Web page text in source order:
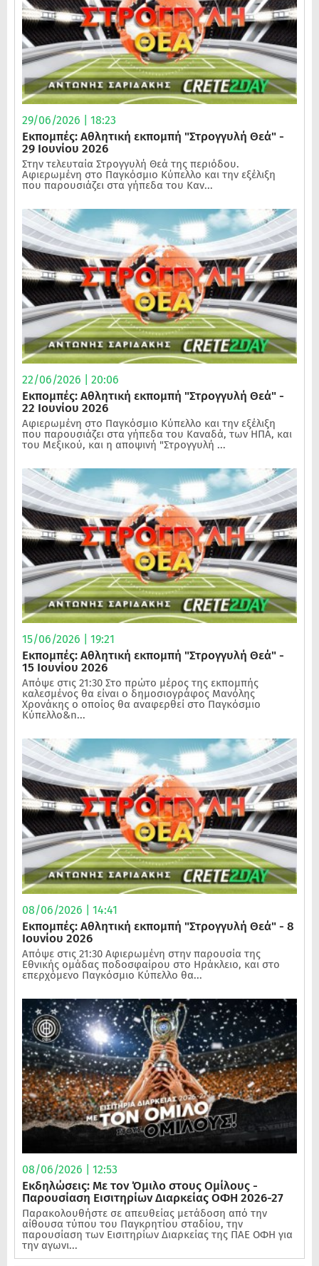
29/06/2026 | 18:23
Εκπομπές: Αθλητική εκπομπή "Στρογγυλή Θεά" -
29 Ιουνίου 2026
Στην τελευταία Στρογγυλή Θεά της περιόδου.
Αφιερωμένη στο Παγκόσμιο Κύπελλο και την εξέλιξη
που παρουσιάζει στα γήπεδα του Καν...
22/06/2026 | 20:06
Εκπομπές: Αθλητική εκπομπή "Στρογγυλή Θεά" -
22 Ιουνίου 2026
Αφιερωμένη στο Παγκόσμιο Κύπελλο και την εξέλιξη
που παρουσιάζει στα γήπεδα του Καναδά, των ΗΠΑ, και
του Μεξικού, και η αποψινή "Στρογγυλή ...
15/06/2026 | 19:21
Εκπομπές: Αθλητική εκπομπή "Στρογγυλή Θεά" -
15 Ιουνίου 2026
Απόψε στις 21:30 Στο πρώτο μέρος της εκπομπής
καλεσμένος θα είναι ο δημοσιογράφος Μανόλης
Χρονάκης ο οποίος θα αναφερθεί στο Παγκόσμιο
Κύπελλο&n...
08/06/2026 | 14:41
Εκπομπές: Αθλητική εκπομπή "Στρογγυλή Θεά" - 8
Ιουνίου 2026
Απόψε στις 21:30 Αφιερωμένη στην παρουσία της
Εθνικής ομάδας ποδοσφαίρου στο Ηράκλειο, και στο
επερχόμενο Παγκόσμιο Κύπελλο θα...
08/06/2026 | 12:53
Εκδηλώσεις: Με τον Όμιλο στους Ομίλους -
Παρουσίαση Εισιτηρίων Διαρκείας ΟΦΗ 2026-27
Παρακολουθήστε σε απευθείας μετάδοση από την
αίθουσα τύπου του Παγκρητίου σταδίου, την
παρουσίαση των Εισιτηρίων Διαρκείας της ΠΑΕ ΟΦΗ για
την αγωνι...